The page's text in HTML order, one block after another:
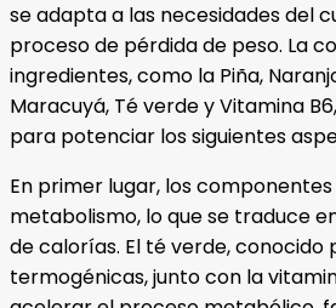
se adapta a las necesidades del
proceso de pérdida de peso. La
ingredientes, como la Piña,
Maracuyá, Té verde y Vitamina
para potenciar los siguientes
En primer lugar, los
metabolismo, lo que se traduce
de calorías. El té verde, conocido
termogénicas, junto con la